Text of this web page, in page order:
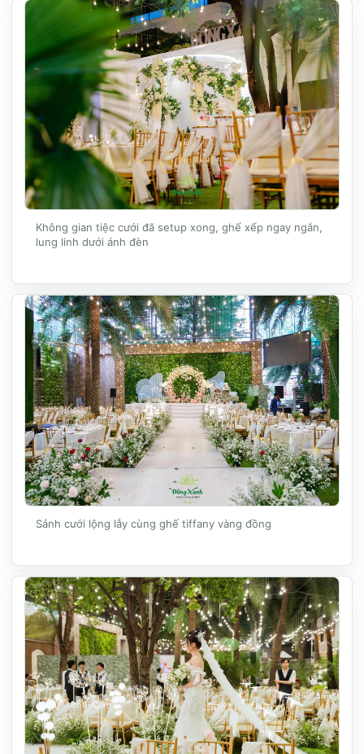
Không gian tiệc cưới đã setup xong, ghế xếp ngay ngắn,
lung linh dưới ánh đèn
Sảnh cưới lộng lẫy cùng ghế tiffany vàng đồng